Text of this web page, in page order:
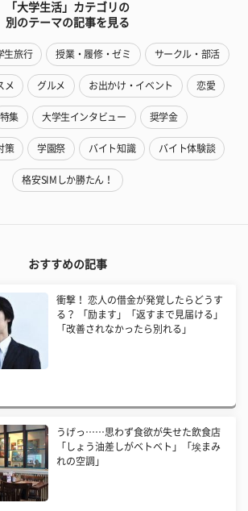
「大学生活」カテゴリの
別のテーマの記事を見る
生旅行 授業・履修・ゼミ サークル・部活
メ グルメ お出かけ・イベント 恋愛
特集 大学生インタビュー 奨学金
策 学園祭 バイト知識 バイト体験談
格安SIMしか勝たん！
おすすめの記事
衝撃！ 恋人の借金が発覚したらどうす
る？ 「励ます」「返すまで見届ける」
「改善されなかったら別れる」
うげっ……思わず食欲が失せた飲食店
「しょう油差しがベトベト」「埃まみ
れの空調」